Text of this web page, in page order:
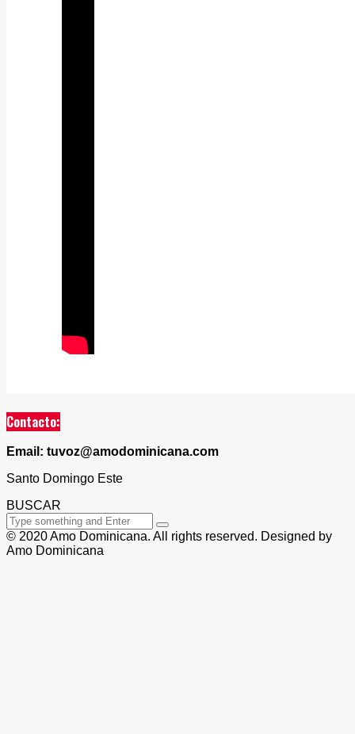
Contacto:
Email: tuvoz@amodominicana.com
Santo Domingo Este
BUSCAR
© 2020 Amo Dominicana. All rights reserved. Designed by
Amo Dominicana